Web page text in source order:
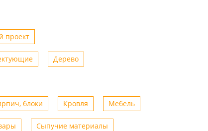
проект
Дерево
блоки Кровля Мебель
Сыпучие материалы